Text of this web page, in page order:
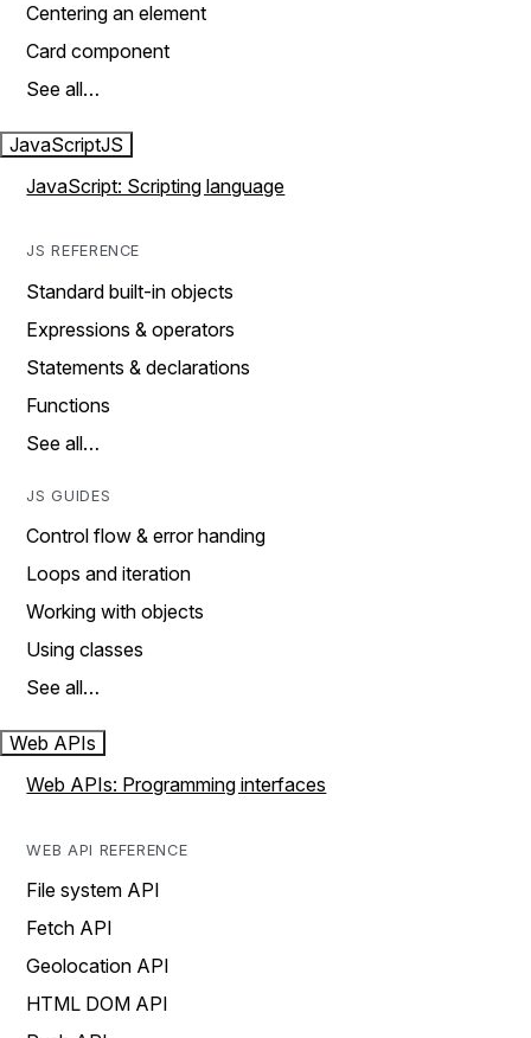
Centering an element
Card component
See all…
JavaScriptJS
JavaScript: Scripting language
JS REFERENCE
Standard built-in objects
Expressions & operators
Statements & declarations
Functions
See all…
JS GUIDES
Control flow & error handing
Loops and iteration
Working with objects
Using classes
See all…
Web APIs
Web APIs: Programming interfaces
WEB API REFERENCE
File system API
Fetch API
Geolocation API
HTML DOM API